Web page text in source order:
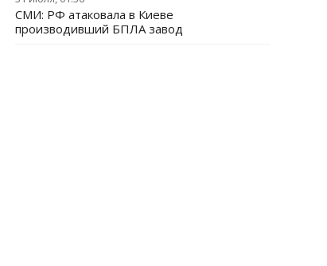
СМИ: РФ атаковала в Киеве
производивший БПЛА завод